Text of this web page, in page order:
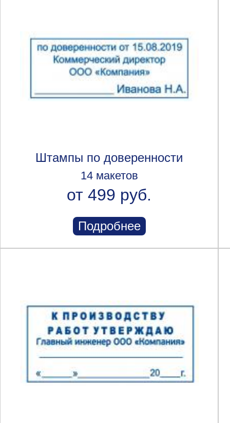
Штампы по доверенности
14 макетов
от 499 руб.
Подробнее